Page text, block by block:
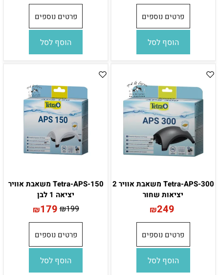
פרטים נוספים
הוסף לסל
פרטים נוספים
הוסף לסל
Tetra-APS-300 משאבת אוויר 2
יציאות שחור
₪249
פרטים נוספים
הוסף לסל
Tetra-APS-150 משאבת אוויר
יציאה 1 לבן
₪199
₪179
פרטים נוספים
הוסף לסל